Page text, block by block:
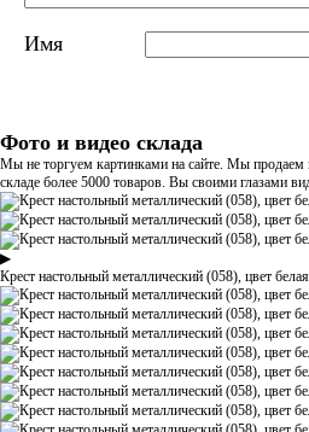
Имя
Фото и видео склада
Мы не торгуем картинками на сайте. Мы
складе более 5000 товаров. Вы своими глазами
▶
Крест настольный металлический (058), цвет